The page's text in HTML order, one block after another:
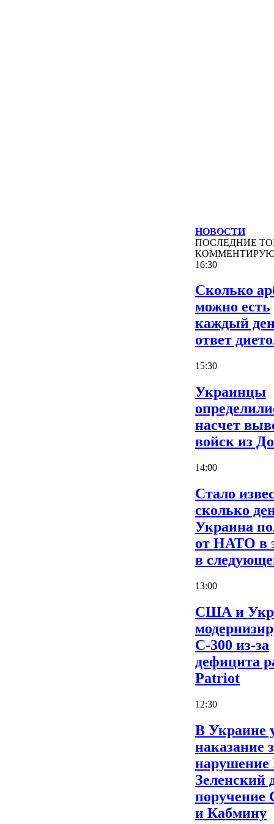
НОВОСТИ
ПОСЛЕДНИЕ
16:30
Сколько
можно есть
каждый
ответ
15:30
Украинцы
насчет
войск из
14:00
Стало
сколько
Украина
от НАТО в
в
13:00
США и
С-300 из-за
дефицита
Patriot
12:30
В Украине
наказание
Зеленский
и Кабмину